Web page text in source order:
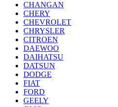
CHANGAN
CHERY
CHEVROLET
CHRYSLER
CITROEN
DAEWOO
DAIHATSU
DATSUN
DODGE
FIAT
FORD
GEELY